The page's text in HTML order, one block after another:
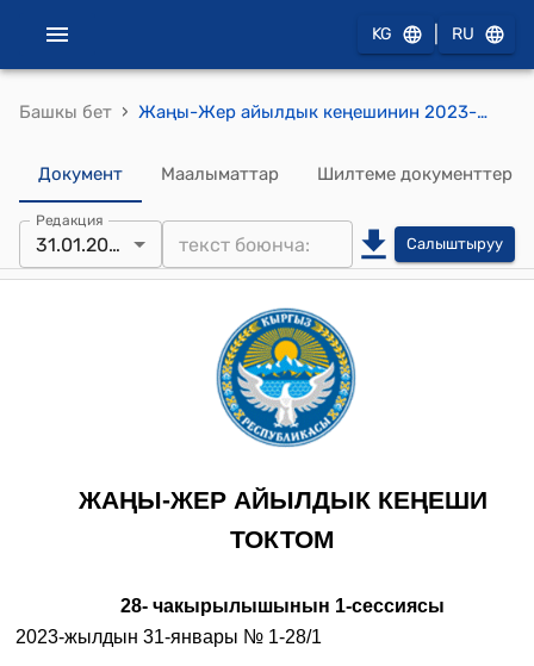
KG RU
Башкы бет › Жаңы-Жер айылдык кеңешинин 2023-жылдын 31-январындагы № 1-28/1 "Жер участогунун максатын өзгөртүү жөнүндө" токтому
Документ Маалыматтар Шилтеме документтер
Редакция
31.01.2023 Салыштыруу